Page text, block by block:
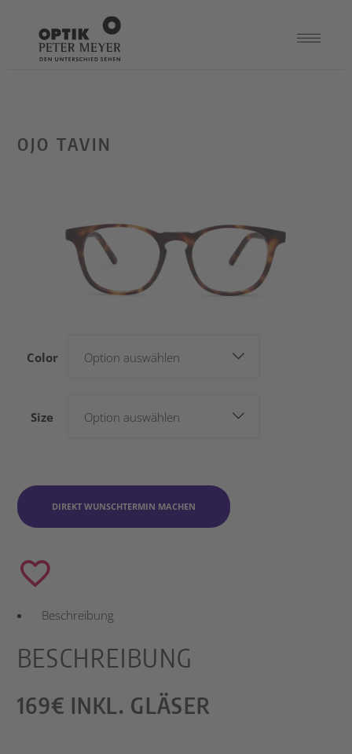
OJO TAVIN
Color Option auswählen
Size Option auswählen
DIREKT WUNSCHTERMIN MACHEN
Beschreibung
BESCHREIBUNG
169€ INKL. GLÄSER